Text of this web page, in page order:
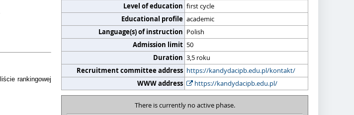
Level of education first cycle
Educational profile academic
Language(s) of instruction Polish
Admission limit 50
Duration 3,5 roku
Recruitment committee address https://kandydacipb.edu.pl/kontakt/
WWW address
https://kandydacipb.edu.pl/
There is currently no active phase.
rankingowej